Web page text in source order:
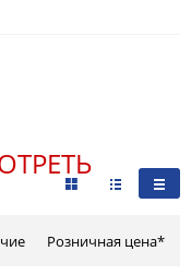
Розничная цена*